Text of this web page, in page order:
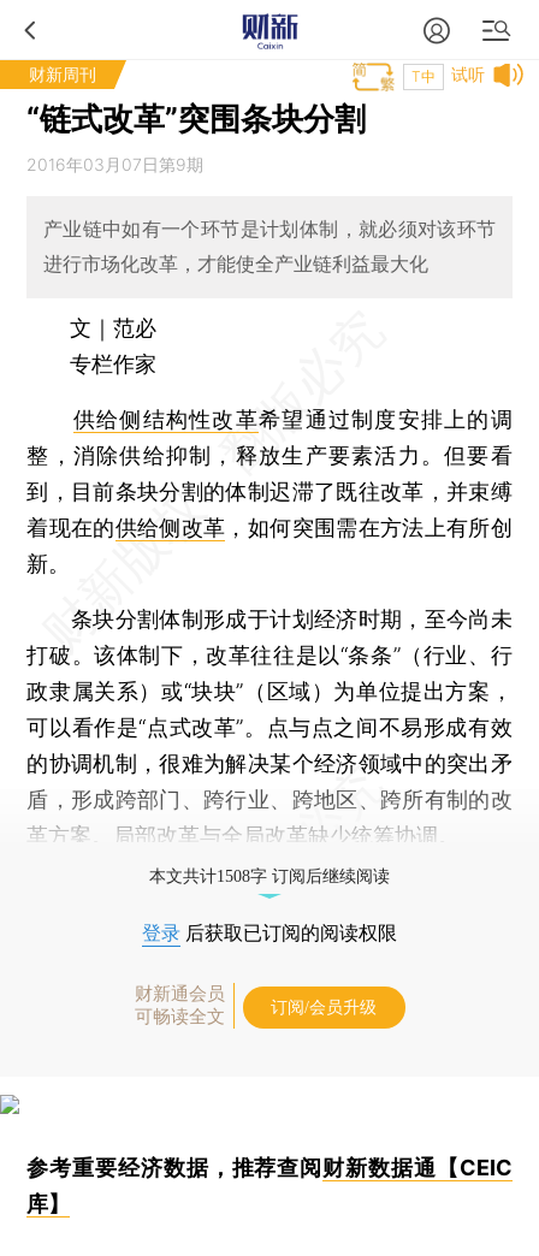
财新周刊 试听
T中
“链式改革”突围条块分割
2016年03月07日第9期
产业链中如有一个环节是计划体制，就必须对该环节
进行市场化改革，才能使全产业链利益最大化
文｜范必
专栏作家
供给侧结构性改革希望通过制度安排上的调
整，消除供给抑制，释放生产要素活力。但要看
到，目前条块分割的体制迟滞了既往改革，并束缚
着现在的供给侧改革 ，如何突围需在方法上有所创
新。
条块分割体制形成于计划经济时期，至今尚未
打破。该体制下，改革往往是以“条条”（行业、行
政隶属关系）或“块块”（区域）为单位提出方案，
可以看作是“点式改革”。点与点之间不易形成有效
的协调机制，很难为解决某个经济领域中的突出矛
盾，形成跨部门、跨行业、跨地区、跨所有制的改
革方案。局部改革与全局改革缺少统筹协调。
本文共计1508字 订阅后继续阅读
登录 后获取已订阅的阅读权限
财新通会员
可畅读全文
订阅/会员升级
参考重要经济数据，推荐查阅 财新数据通【CEIC
库】